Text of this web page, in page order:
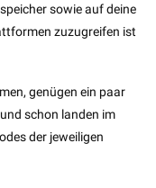
sowie auf deine
zuzugreifen ist
genügen ein paar
schon landen im
der jeweiligen